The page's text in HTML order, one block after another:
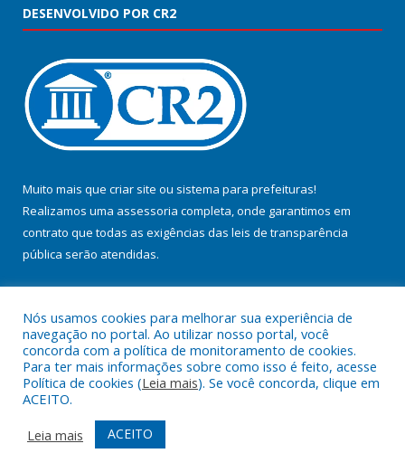
DESENVOLVIDO POR CR2
Muito mais que criar site ou sistema para prefeituras!
Realizamos uma assessoria completa, onde garantimos em
contrato que todas as exigências das leis de transparência
pública serão atendidas.
Todos os direitos reservados a Prefeitura Municipal de Jacundá.
Mapa do Site
Acessar Área Administrativa
Acessar Webmail
Nós usamos cookies para melhorar sua experiência de
navegação no portal. Ao utilizar nosso portal, você
concorda com a política de monitoramento de cookies.
Para ter mais informações sobre como isso é feito, acesse
Política de cookies (Leia mais). Se você concorda, clique em
ACEITO.
Leia mais
ACEITO